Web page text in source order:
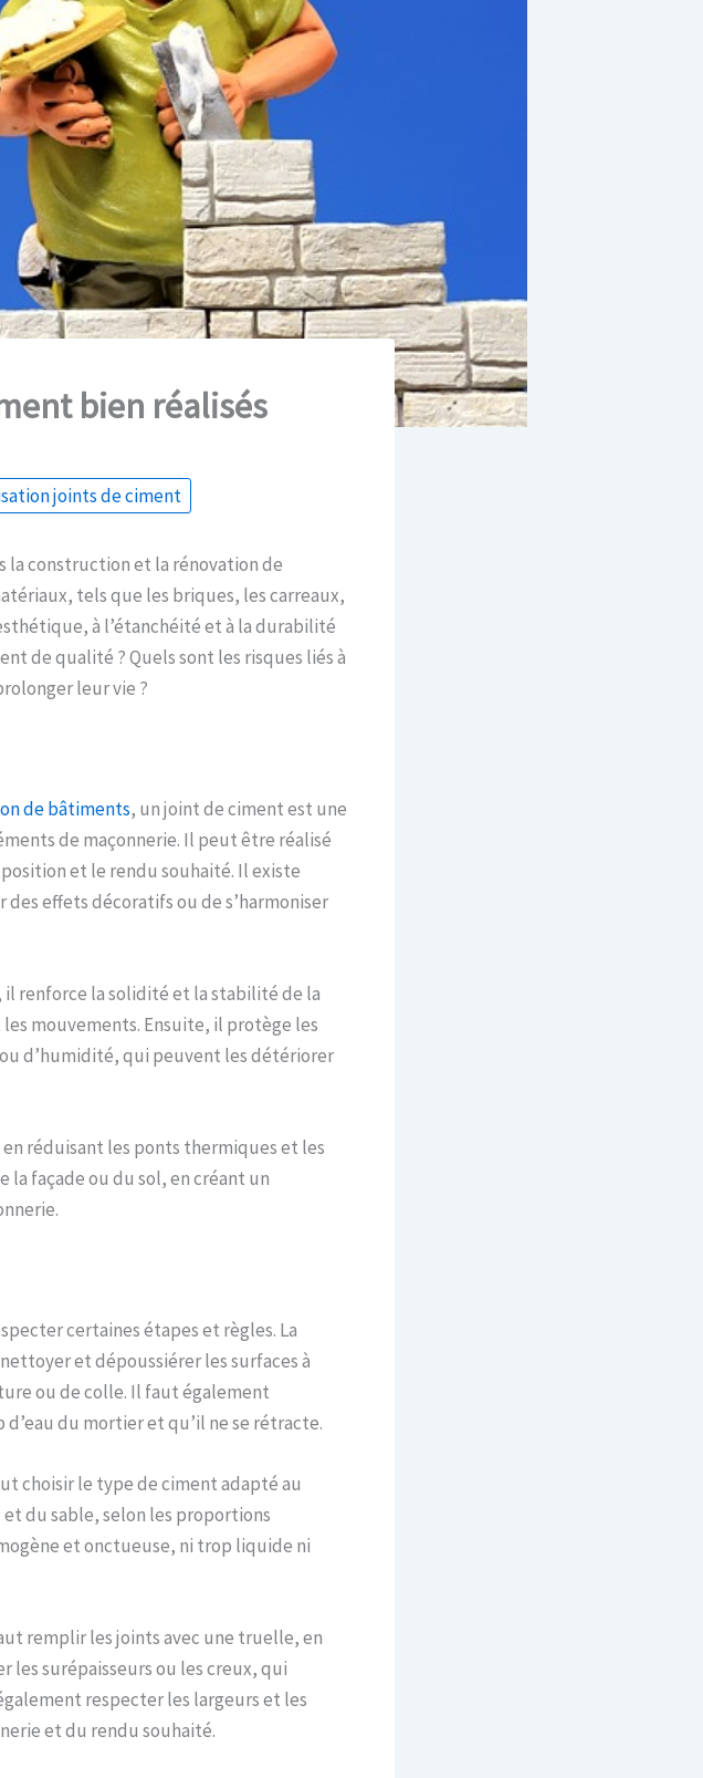
bien réalisés
joints de ciment
la construction et la rénovation de
tels que les briques, les carreaux,
à l’étanchéité et à la durabilité
de qualité ? Quels sont les risques liés à
leur vie ?
de bâtiments, un joint de ciment est une
de maçonnerie. Il peut être réalisé
et le rendu souhaité. Il existe
effets décoratifs ou de s’harmoniser
il renforce la solidité et la stabilité de la
mouvements. Ensuite, il protège les
d’humidité, qui peuvent les détériorer
réduisant les ponts thermiques et les
façade ou du sol, en créant un
certaines étapes et règles. La
et dépoussiérer les surfaces à
ou de colle. Il faut également
du mortier et qu’il ne se rétracte.
choisir le type de ciment adapté au
du sable, selon les proportions
et onctueuse, ni trop liquide ni
remplir les joints avec une truelle, en
les surépaisseurs ou les creux, qui
respecter les largeurs et les
et du rendu souhaité.